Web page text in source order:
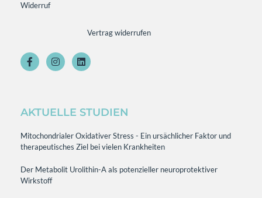
Widerruf
Vertrag widerrufen
AKTUELLE STUDIEN
Mitochondrialer Oxidativer Stress - Ein ursächlicher Faktor und
therapeutisches Ziel bei vielen Krankheiten
Der Metabolit Urolithin-A als potenzieller neuroprotektiver
Wirkstoff